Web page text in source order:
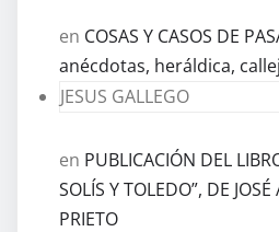
en COSAS Y CASOS DE
anécdotas, heráldica,
JESUS GALLEGO
en PUBLICACIÓN DEL
SOLÍS Y TOLEDO”, DE
PRIETO